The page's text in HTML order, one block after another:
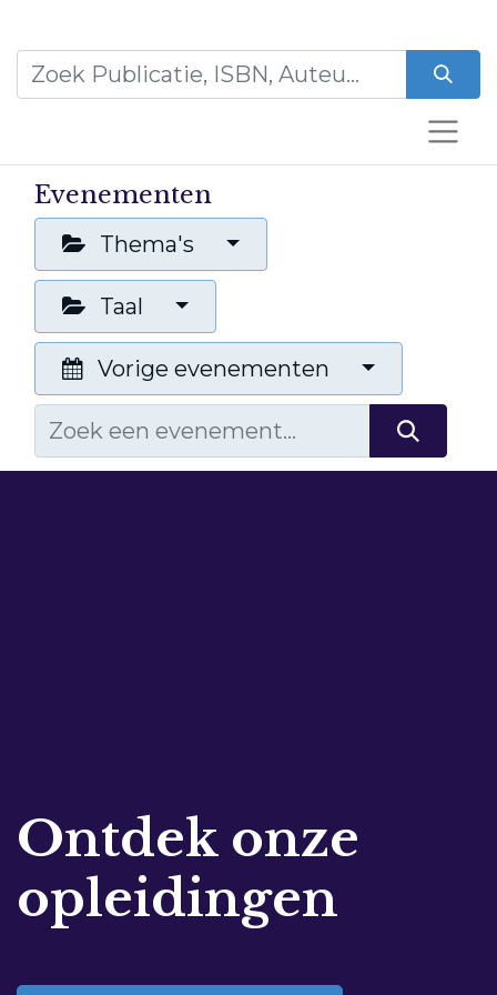
Evenementen
Thema's
Taal
Vorige evenementen
Ontdek onze
opleidingen